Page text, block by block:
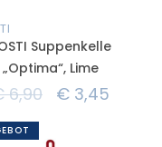
Suppenkelle
„Optima“, Lime
6,90 € 3,45